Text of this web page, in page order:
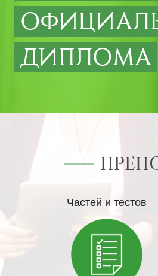
ДИПЛОМА
Частей и тестов